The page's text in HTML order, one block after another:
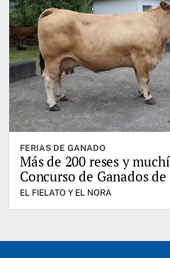
FERIAS DE GANADO
Más de 200 reses y
Concurso de Ganados
EL FIELATO Y EL NORA